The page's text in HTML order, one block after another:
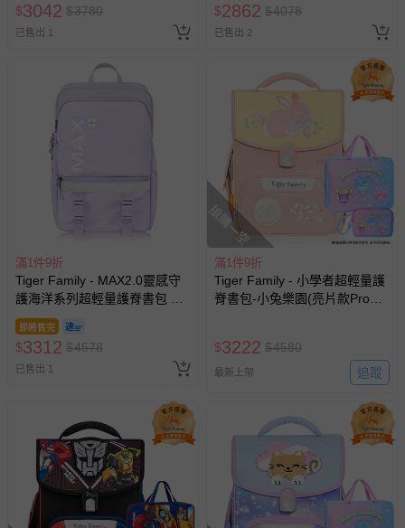
$3042 $3780
已售出 1
$2862 $4078
已售出 2
滿1件9折
Tiger Family - MAX2.0靈感守
護海洋系列超輕量護脊書包 Pro
2S - 夢幻紫
即將售完
$3312 $4578
已售出 1
搶購一空
滿1件9折
Tiger Family - 小學者超輕量護
脊書包-小兔樂園(亮片款Pro
完以其他樣式替代 不另行通知
$3222 $4580
最新上架 追蹤